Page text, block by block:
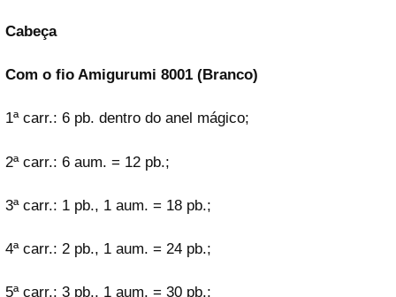
Cabeça
Com o fio Amigurumi 8001 (Branco)
1ª carr.: 6 pb. dentro do anel mágico;
2ª carr.: 6 aum. = 12 pb.;
3ª carr.: 1 pb., 1 aum. = 18 pb.;
4ª carr.: 2 pb., 1 aum. = 24 pb.;
5ª carr.: 3 pb., 1 aum. = 30 pb.;